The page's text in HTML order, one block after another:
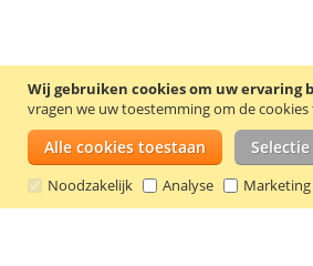
Wij gebruiken cookies om uw ervaring
vragen we uw toestemming om de cookies
Alle cookies toestaan
Noodzakelijk Analyse Marketing